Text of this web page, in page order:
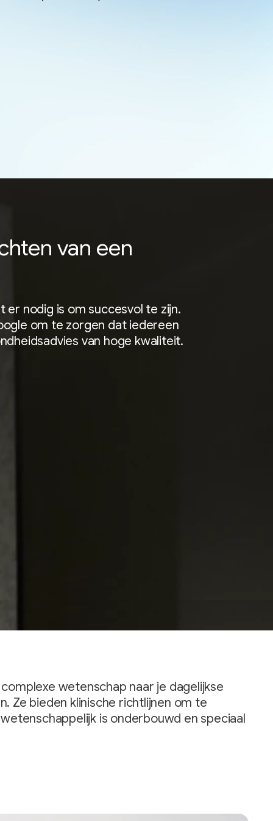
van een
nodig is om succesvol te zijn.
om te zorgen dat iedereen
van hoge kwaliteit.
wetenschap naar je dagelijkse
Ze bieden klinische richtlijnen om te
is onderbouwd en speciaal